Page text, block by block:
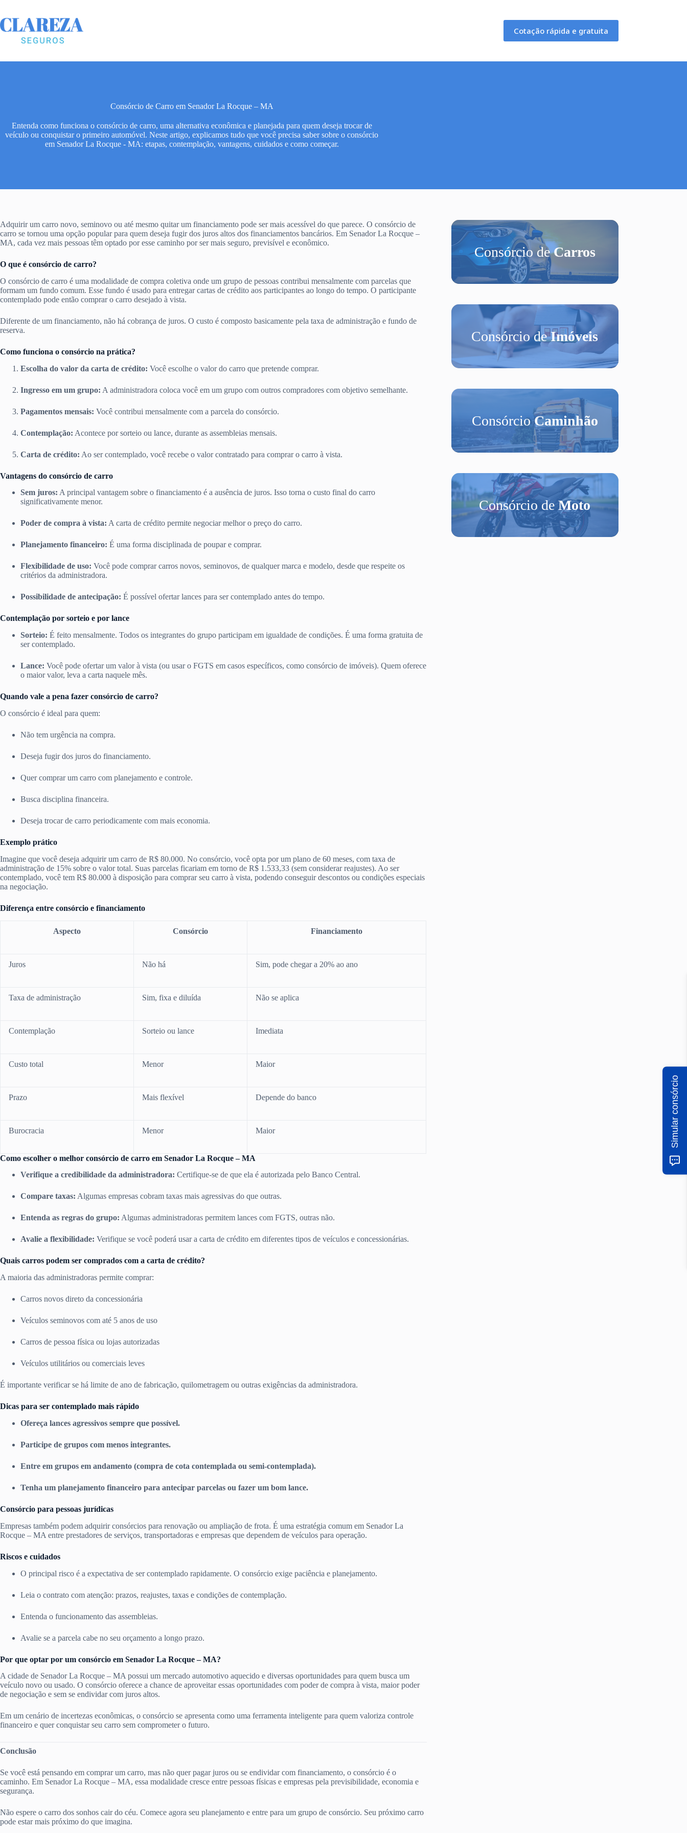
o
conteúdo
Cotação rápida e gratuita
Consórcio de Carro em Senador La Rocque – MA
Entenda como funciona o consórcio de carro, uma alternativa econômica e planejada para quem deseja trocar de
veículo ou conquistar o primeiro automóvel. Neste artigo, explicamos tudo que você precisa saber sobre o consórcio
em Senador La Rocque - MA: etapas, contemplação, vantagens, cuidados e como começar.
Adquirir um carro novo, seminovo ou até mesmo quitar um financiamento pode ser mais acessível do que parece. O consórcio de
carro se tornou uma opção popular para quem deseja fugir dos juros altos dos financiamentos bancários. Em Senador La Rocque –
MA, cada vez mais pessoas têm optado por esse caminho por ser mais seguro, previsível e econômico.
O que é consórcio de carro?
O consórcio de carro é uma modalidade de compra coletiva onde um grupo de pessoas contribui mensalmente com parcelas que
formam um fundo comum. Esse fundo é usado para entregar cartas de crédito aos participantes ao longo do tempo. O participante
contemplado pode então comprar o carro desejado à vista.
Diferente de um financiamento, não há cobrança de juros. O custo é composto basicamente pela taxa de administração e fundo de
reserva.
Como funciona o consórcio na prática?
Escolha do valor da carta de crédito: Você escolhe o valor do carro que pretende comprar.
Ingresso em um grupo: A administradora coloca você em um grupo com outros compradores com objetivo semelhante.
Pagamentos mensais: Você contribui mensalmente com a parcela do consórcio.
Contemplação: Acontece por sorteio ou lance, durante as assembleias mensais.
Carta de crédito: Ao ser contemplado, você recebe o valor contratado para comprar o carro à vista.
Vantagens do consórcio de carro
Sem juros: A principal vantagem sobre o financiamento é a ausência de juros. Isso torna o custo final do carro
significativamente menor.
Poder de compra à vista: A carta de crédito permite negociar melhor o preço do carro.
Planejamento financeiro: É uma forma disciplinada de poupar e comprar.
Flexibilidade de uso: Você pode comprar carros novos, seminovos, de qualquer marca e modelo, desde que respeite os
critérios da administradora.
Possibilidade de antecipação: É possível ofertar lances para ser contemplado antes do tempo.
Contemplação por sorteio e por lance
Sorteio: É feito mensalmente. Todos os integrantes do grupo participam em igualdade de condições. É uma forma gratuita de
ser contemplado.
Lance: Você pode ofertar um valor à vista (ou usar o FGTS em casos específicos, como consórcio de imóveis). Quem oferece
o maior valor, leva a carta naquele mês.
Quando vale a pena fazer consórcio de carro?
O consórcio é ideal para quem:
Não tem urgência na compra.
Deseja fugir dos juros do financiamento.
Quer comprar um carro com planejamento e controle.
Busca disciplina financeira.
Deseja trocar de carro periodicamente com mais economia.
Exemplo prático
Imagine que você deseja adquirir um carro de R$ 80.000. No consórcio, você opta por um plano de 60 meses, com taxa de
administração de 15% sobre o valor total. Suas parcelas ficariam em torno de R$ 1.533,33 (sem considerar reajustes). Ao ser
contemplado, você tem R$ 80.000 à disposição para comprar seu carro à vista, podendo conseguir descontos ou condições especiais
na negociação.
Diferença entre consórcio e financiamento
Aspecto Consórcio Financiamento
Juros Não há Sim, pode chegar a 20% ao ano
Taxa de administração Sim, fixa e diluída Não se aplica
Contemplação Sorteio ou lance Imediata
Custo total Menor Maior
Prazo Mais flexível Depende do banco
Burocracia Menor Maior
Como escolher o melhor consórcio de carro em Senador La Rocque – MA
Verifique a credibilidade da administradora: Certifique-se de que ela é autorizada pelo Banco Central.
Compare taxas: Algumas empresas cobram taxas mais agressivas do que outras.
Entenda as regras do grupo: Algumas administradoras permitem lances com FGTS, outras não.
Avalie a flexibilidade: Verifique se você poderá usar a carta de crédito em diferentes tipos de veículos e concessionárias.
Quais carros podem ser comprados com a carta de crédito?
A maioria das administradoras permite comprar:
Carros novos direto da concessionária
Veículos seminovos com até 5 anos de uso
Carros de pessoa física ou lojas autorizadas
Veículos utilitários ou comerciais leves
É importante verificar se há limite de ano de fabricação, quilometragem ou outras exigências da administradora.
Dicas para ser contemplado mais rápido
Ofereça lances agressivos sempre que possível.
Participe de grupos com menos integrantes.
Entre em grupos em andamento (compra de cota contemplada ou semi-contemplada).
Tenha um planejamento financeiro para antecipar parcelas ou fazer um bom lance.
Consórcio para pessoas jurídicas
Empresas também podem adquirir consórcios para renovação ou ampliação de frota. É uma estratégia comum em Senador La
Rocque – MA entre prestadores de serviços, transportadoras e empresas que dependem de veículos para operação.
Riscos e cuidados
O principal risco é a expectativa de ser contemplado rapidamente. O consórcio exige paciência e planejamento.
Leia o contrato com atenção: prazos, reajustes, taxas e condições de contemplação.
Entenda o funcionamento das assembleias.
Avalie se a parcela cabe no seu orçamento a longo prazo.
Por que optar por um consórcio em Senador La Rocque – MA?
A cidade de Senador La Rocque – MA possui um mercado automotivo aquecido e diversas oportunidades para quem busca um
veículo novo ou usado. O consórcio oferece a chance de aproveitar essas oportunidades com poder de compra à vista, maior poder
de negociação e sem se endividar com juros altos.
Em um cenário de incertezas econômicas, o consórcio se apresenta como uma ferramenta inteligente para quem valoriza controle
financeiro e quer conquistar seu carro sem comprometer o futuro.
Conclusão
Se você está pensando em comprar um carro, mas não quer pagar juros ou se endividar com financiamento, o consórcio é o
caminho. Em Senador La Rocque – MA, essa modalidade cresce entre pessoas físicas e empresas pela previsibilidade, economia e
segurança.
Não espere o carro dos sonhos cair do céu. Comece agora seu planejamento e entre para um grupo de consórcio. Seu próximo carro
pode estar mais próximo do que imagina.
Consórcio deCarros
Consórcio deImóveis
ConsórcioCaminhão
Consórcio deMoto
Simular consórcio